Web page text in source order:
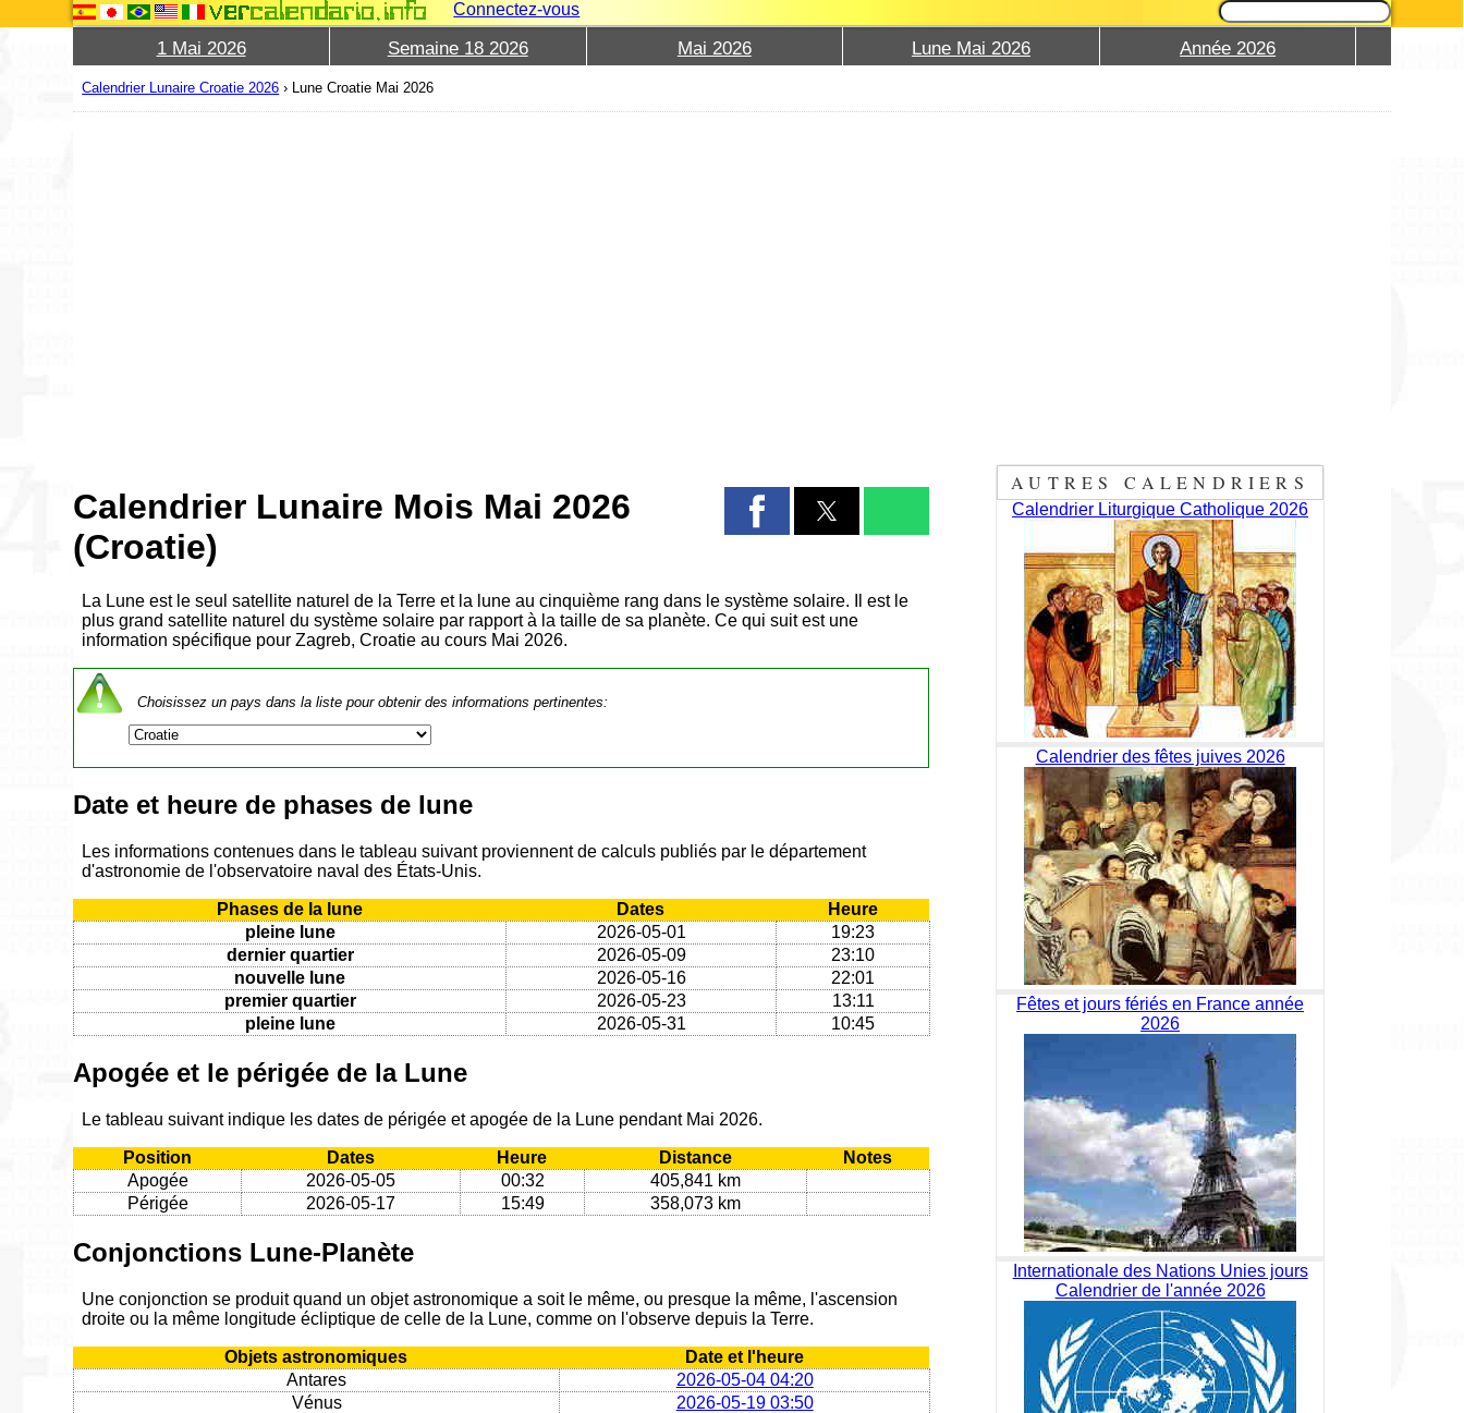
Connectez-vous
1 Mai 2026 Semaine 18 2026 Mai 2026 Lune Mai 2026 Année 2026
Calendrier Lunaire Croatie 2026 › Lune Croatie Mai 2026
Calendrier Lunaire Mois Mai 2026
(Croatie)
La Lune est le seul satellite naturel de la Terre et la lune au cinquième rang dans le système solaire. Il est le
plus grand satellite naturel du système solaire par rapport à la taille de sa planète. Ce qui suit est une
information spécifique pour Zagreb, Croatie au cours Mai 2026.
Choisissez un pays dans la liste pour obtenir des informations pertinentes:
Date et heure de phases de lune
Les informations contenues dans le tableau suivant proviennent de calculs publiés par le département
d'astronomie de l'observatoire naval des États-Unis.
Phases de la lune Dates
Heure
pleine lune
2026-05-01
19:23
dernier quartier
2026-05-09
23:10
nouvelle lune
2026-05-16
22:01
premier quartier
2026-05-23
13:11
pleine lune
2026-05-31 10:45
Apogée et le périgée de la Lune
Le tableau suivant indique les dates de périgée et apogée de la Lune pendant Mai 2026.
Position Dates Heure Distance
Notes
Apogée
2026-05-05 00:32
405,841 km
Périgée
2026-05-17 15:49 358,073 km
Conjonctions Lune-Planète
Une conjonction se produit quand un objet astronomique a soit le même, ou presque la même, l'ascension
droite ou la même longitude écliptique de celle de la Lune, comme on l'observe depuis la Terre.
Objets astronomiques
Date et l'heure
Antares
2026-05-04 04:20
Vénus
2026-05-19 03:50
AUTRES CALENDRIERS
Calendrier Liturgique Catholique 2026
Calendrier des fêtes juives 2026
Fêtes et jours fériés en France année
2026
Internationale des Nations Unies jours
Calendrier de l'année 2026